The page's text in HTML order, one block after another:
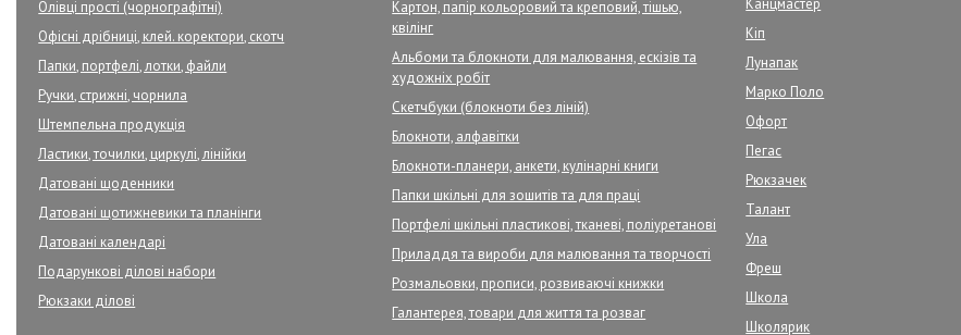
Олівці прості (чорнографітні)
Офісні дрібниці, клей. коректори, скотч
Папки, портфелі, лотки, файли
Ручки, стрижні, чорнила
Штемпельна продукція
Ластики, точилки, циркулі, лінійки
Датовані щоденники
Датовані щотижневики та планінги
Датовані календарі
Подарункові ділові набори
Рюкзаки ділові
Картон, папір кольоровий та креповий, тішью,
квілінг
Альбоми та блокноти для малювання, ескізів та
художніх робіт
Скетчбуки (блокноти без ліній)
Блокноти, алфавітки
Блокноти-планери, анкети, кулінарні книги
Папки шкільні для зошитів та для праці
Портфелі шкільні пластикові, тканеві, поліуретанові
Приладдя та вироби для малювання та творчості
Розмальовки, прописи, розвиваючі книжки
Галантерея, товари для життя та розваг
Канцмастер
Кіп
Лунапак
Марко Поло
Офорт
Пегас
Рюкзачек
Талант
Ула
Фреш
Школа
Школярик